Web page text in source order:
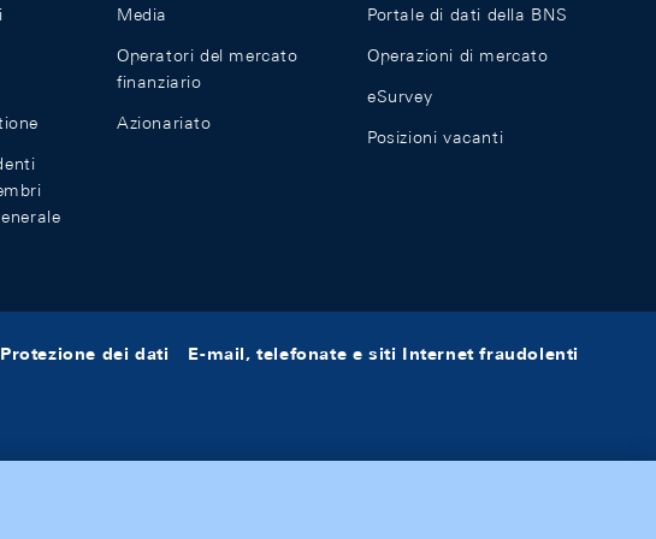
Media
Operatori del mercato
finanziario
Azionariato
Portale di dati della BNS
Operazioni di mercato
eSurvey
Posizioni vacanti
Protezione dei dati E-mail, telefonate e siti Internet fraudolenti